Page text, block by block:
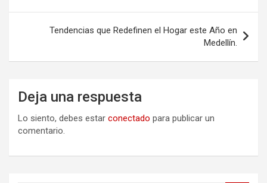
entradas
Tendencias que Redefinen el Hogar este Año en
Medellín.
Deja una respuesta
Lo siento, debes estar conectado para publicar un
comentario.